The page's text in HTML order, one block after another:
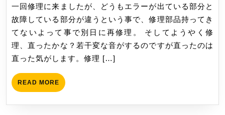
り
ま
し
た
月
14
一回修理に来ましたが、どうもエラーが出ている部分と
故障している部分が違うという事で、修理部品持ってき
てないよって事で別日に再修理。 そしてようやく修
理、直ったかな？若干変な音がするのですが直ったのは
直った気がします。修理 […]
READ MORE READ
MORE